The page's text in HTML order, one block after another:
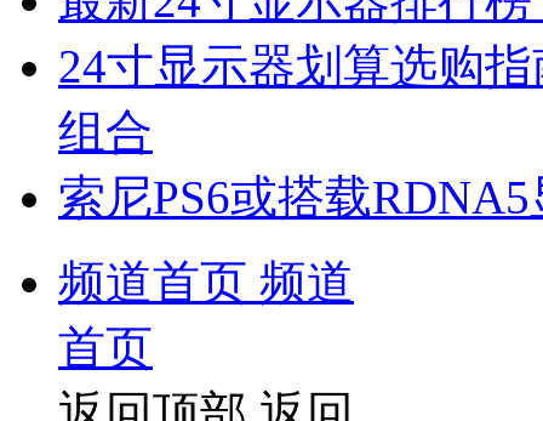
24寸显示器划算选购
组合
索尼PS6或搭载
频道首页 频道
首页